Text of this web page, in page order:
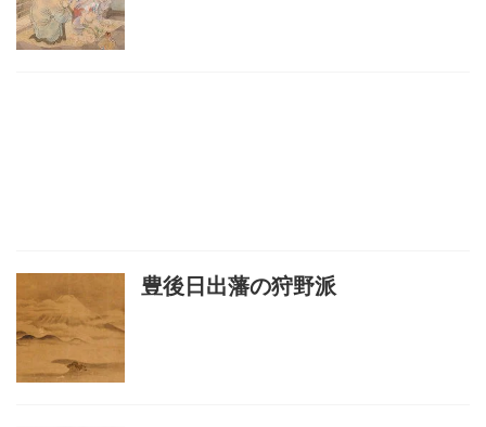
豊後日出藩の狩野派